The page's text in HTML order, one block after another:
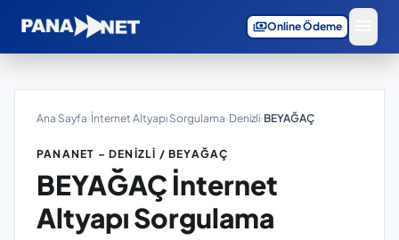
paymentsOnline Ödeme
Ana Sayfa›İnternet Altyapı Sorgulama›Denizli›BEYAĞAÇ
PANANET – DENIZLI / BEYAĞAÇ
BEYAĞAÇ İnternet
Altyapı Sorgulama